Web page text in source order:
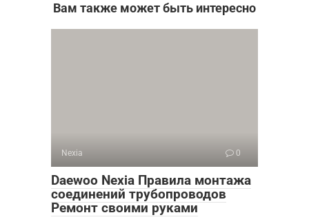
Вам также может быть интересно
Nexia 0
Daewoo Nexia Правила монтажа
соединений трубопроводов
Ремонт своими руками